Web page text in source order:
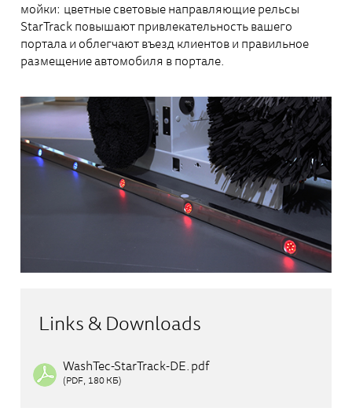
мойки: цветные световые направляющие рельсы
StarTrack повышают привлекательность вашего
портала и облегчают въезд клиентов и правильное
размещение автомобиля в портале.
Links & Downloads
WashTec-StarTrack-DE.pdf
(PDF, 180 КБ)